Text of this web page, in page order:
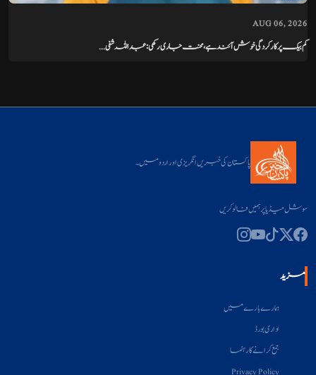
AUG 06, 2026
کم بیک پر کارکردگی خوش آئند ہے، محنت جاری رکھی: عبداللہ شفی...
پاکستان کی خبریں انگریزی اور اردو میں۔
سوشل میڈیا پر ہمیں فالو کریں
مزید
ہمارے بارے میں
اداری بورڈ
جمع کرانے کا رہنما
Privacy Policy